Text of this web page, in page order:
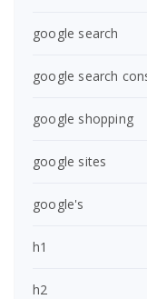
google search
google search
google shopping
google sites
google's
h1
h2